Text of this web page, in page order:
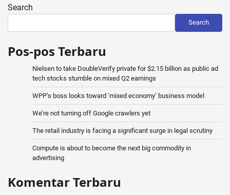
Search
Search
Pos-pos Terbaru
Nielsen to take DoubleVerify private for $2.15 billion as public ad
tech stocks stumble on mixed Q2 earnings
WPP’s boss looks toward ‘mixed economy’ business model
We’re not turning off Google crawlers yet
The retail industry is facing a significant surge in legal scrutiny
Compute is about to become the next big commodity in
advertising
Komentar Terbaru